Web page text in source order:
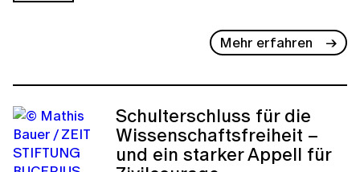
Mehr erfahren
Schulterschluss für die
Wissenschaftsfreiheit –
und ein starker Appell für